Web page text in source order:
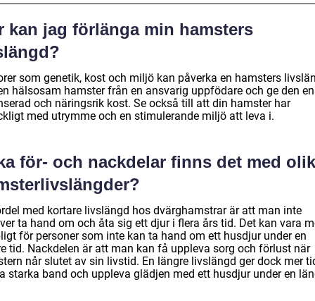
kan jag förlänga min hamsters
som genetik, kost och miljö kan påverka en hamsters
hälsosam hamster från en ansvarig uppfödare och ge den en
och näringsrik kost. Se också till att din hamster har
med utrymme och en stimulerande miljö att leva i.
för- och nackdelar finns det med
med kortare livslängd hos dvärghamstrar är att man inte
ta hand om och åta sig ett djur i flera års tid. Det kan vara
för personer som inte kan ta hand om ett husdjur under en
tid. Nackdelen är att man kan få uppleva sorg och förlust när
når slutet av sin livstid. En längre livslängd ger dock mer
starka band och uppleva glädjen med ett husdjur under en